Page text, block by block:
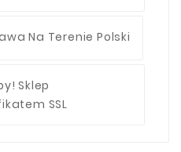
Na Terenie Polski
Sklep
SSL